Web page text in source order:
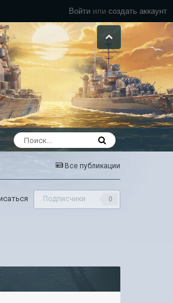
Войти или создать аккаунт
Все публикации
Подписчики 0